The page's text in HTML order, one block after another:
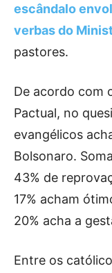
escândalo
verbas do
pastores.
De acordo com
Pactual, no
evangélicos
Bolsonaro.
43% de
17% acham
20% acha a
Entre os